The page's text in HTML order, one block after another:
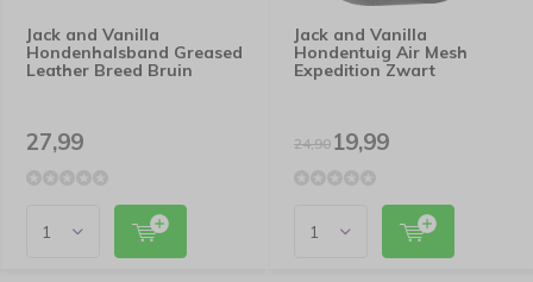
Jack and Vanilla
Hondenhalsband Greased
Leather Breed Bruin
27,99
Jack and Vanilla
Hondentuig Air Mesh
Expedition Zwart
24,9019,99